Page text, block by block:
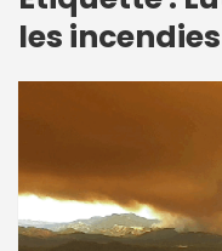
les incendies